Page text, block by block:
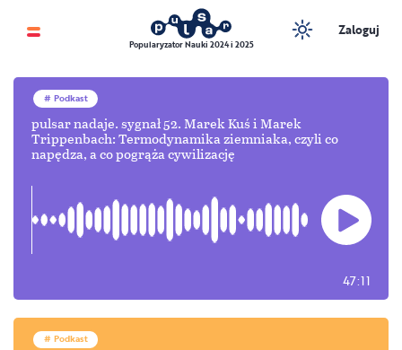
Popularyzator Nauki 2024 i 2025
Zaloguj
Podkast
pulsar nadaje. sygnał 52. Marek Kuś i Marek
Trippenbach: Termodynamika ziemniaka, czyli co
napędza, a co pogrąża cywilizację
47:11
Podkast